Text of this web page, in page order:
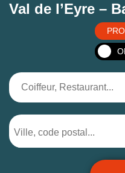
Val de l’Eyre –
PRO